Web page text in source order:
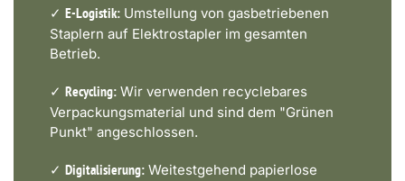
✓ E-Logistik: Umstellung von gasbetriebenen
Staplern auf Elektrostapler im gesamten
Betrieb.
✓ Recycling: Wir verwenden recyclebares
Verpackungsmaterial und sind dem "Grünen
Punkt" angeschlossen.
✓ Digitalisierung: Weitestgehend papierlose